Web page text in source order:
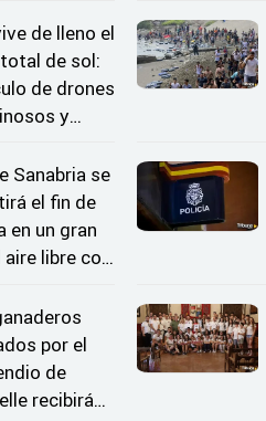
de lleno el
de sol:
de drones
y
Sanabria se
el fin de
en un gran
aire libre con
por el
de
recibirán